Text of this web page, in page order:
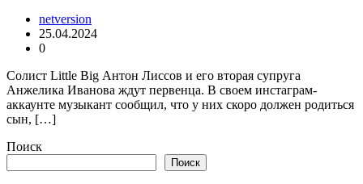
netversion
25.04.2024
0
Солист Little Big Антон Лиссов и его вторая супруга
Анжелика Иванова ждут первенца. В своем инстаграм-
аккаунте музыкант сообщил, что у них скоро должен родиться
сын, […]
Поиск
Поиск